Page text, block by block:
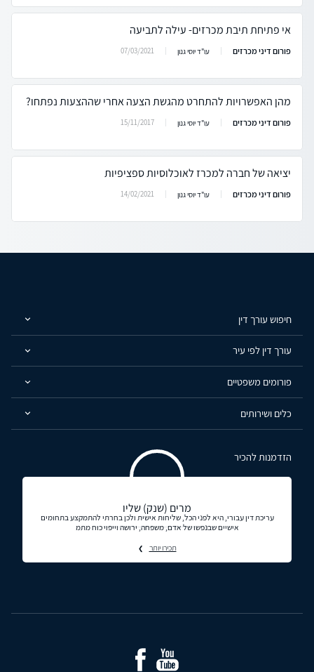
אי פתיחת תיבת מכרזים- עילה לתביעה
פורום דיני מכרזים עו"ד יוסי גנון 07/03/2021
מהן האפשרויות להתחרט מהגשת הצעה אחרי שההצעות נפתחו?
פורום דיני מכרזים עו"ד יוסי גנון 15/11/2017
יציאה של חברה למכרז לאוכלוסיות ספציפיות
פורום דיני מכרזים עו"ד יוסי גנון 14/02/2021
חיפוש עורך דין
עורך דין לפי עיר
פורומים משפטיים
כלים ושירותים
הזדמנות להכיר
מרים (שנק) שליו
עריכת דין עבורי, היא לפני הכל, שליחות אישית ולכן בחרתי להתמקצע בתחומים
אישיים שבנפשו של אדם, משפחה, ירושה וייפוי כוח מתמ
תכירו יותר